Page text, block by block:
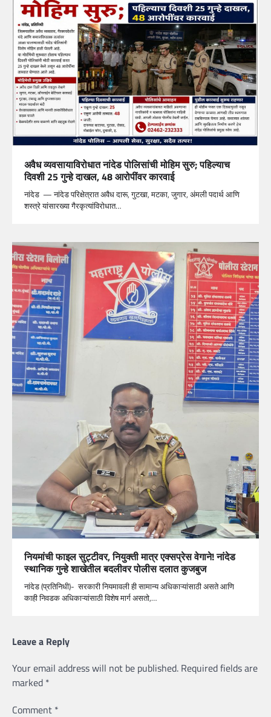
अवैध व्यवसायाविरोधात नांदेड पोलिसांची मोहिम सुरु; पहिल्याच
दिवशी 25 गुन्हे दाखल, 48 आरोपींवर कारवाई
नांदेड — नांदेड परिक्षेत्रात अवैध दारू, गुटखा, मटका, जुगार, अंमली पदार्थ आणि
शस्त्रे यांसारख्या गैरकृत्यांविरोधात…
नियमांची फाइल सुट्टीवर, नियुक्ती मात्र एक्सप्रेस वेगाने! नांदेड
स्थानिक गुन्हे शाखेतील बदलीवर पोलीस दलात कुजबुज
नांदेड (प्रतिनिधी)- सरकारी नियमावली ही सामान्य अधिकाऱ्यांसाठी असते आणि
काही निवडक अधिकाऱ्यांसाठी विशेष मार्ग असतो,…
Leave a Reply
Your email address will not be published. Required fields are
marked *
Comment *